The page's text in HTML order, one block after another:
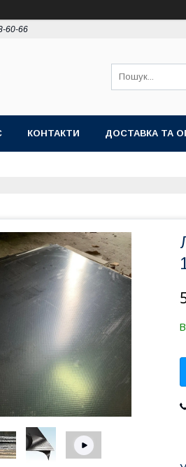
60-66
КОНТАКТИ ДОСТАВКА ТА